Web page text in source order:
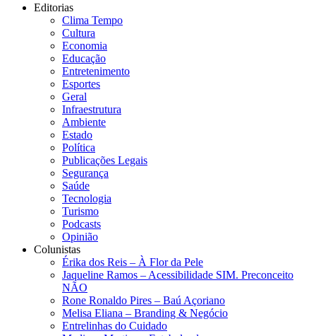
Editorias
Clima Tempo
Cultura
Economia
Educação
Entretenimento
Esportes
Geral
Infraestrutura
Ambiente
Estado
Política
Publicações Legais
Segurança
Saúde
Tecnologia
Turismo
Podcasts
Opinião
Colunistas
Érika dos Reis​ – À Flor da Pele
Jaqueline Ramos – Acessibilidade SIM. Preconceito
NÃO
Rone Ronaldo Pires – Baú Açoriano
Melisa Eliana – Branding & Negócio
Entrelinhas do Cuidado